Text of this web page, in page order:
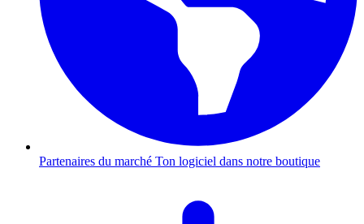
Partenaires du marché Ton logiciel dans notre boutique